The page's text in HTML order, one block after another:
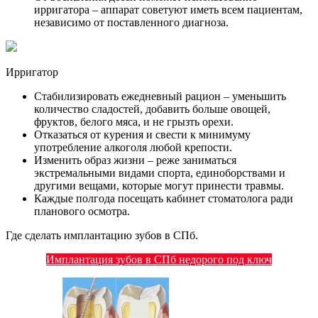
ирригатора – аппарат советуют иметь всем пациентам,
независимо от поставленного диагноза.
Ирригатор
Стабилизировать ежедневный рацион – уменьшить
количество сладостей, добавить больше овощей,
фруктов, белого мяса, и не грызть орехи.
Отказаться от курения и свести к минимуму
употребление алкоголя любой крепости.
Изменить образ жизни – реже заниматься
экстремальными видами спорта, единоборствами и
другими вещами, которые могут принести травмы.
Каждые полгода посещать кабинет стоматолога ради
планового осмотра.
Где сделать имплантацию зубов в СПб.
Имплантация зубов в СПб недорого под ключ